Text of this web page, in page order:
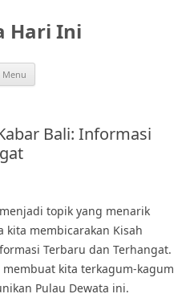
Hari Ini
Menu
Bali: Informasi
topik yang menarik
kita membicarakan Kisah
Terbaru dan Terhangat.
membuat kita terkagum-kagum
Pulau Dewata ini.